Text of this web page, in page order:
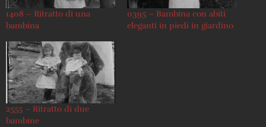
1408 – Ritratto di una
bambina
0395 – Bambina con abiti
eleganti in piedi in giardino
2555 – Ritratto di due
bambine